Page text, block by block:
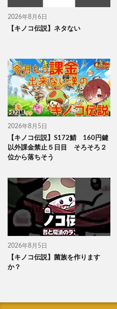
2026年8月6日
【キノコ伝説】ネタない
2026年8月5日
【キノコ伝説】S172鯖 160円鍵
以外課金禁止５日目 そろそろ２
位から落ちそう
2026年8月5日
【キノコ伝説】菌族を作ります
か？